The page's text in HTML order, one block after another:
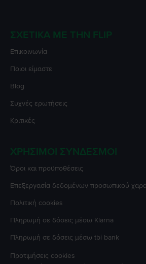
ΣΧΕΤΙΚΆ ΜΕ ΤΗΝ FLIP
Επικοινωνία
Ποιοι είμαστε
Blog
Συχνές ερωτήσεις
Κριτικές
ΧΡΉΣΙΜΟΙ ΣΎΝΔΕΣΜΟΙ
Όροι και προϋποθέσεις
Επεξεργασία δεδομένων προσωπικού
Πολιτική cookies
Πληρωμή σε δόσεις μέσω Klarna
Πληρωμή σε δόσεις μέσω tbi bank
Προτιμήσεις cookies